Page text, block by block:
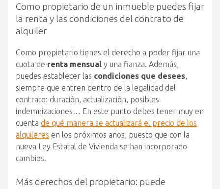
Como propietario de un inmueble puedes fijar
la renta y las condiciones del contrato de
alquiler
Como propietario tienes el derecho a poder fijar una
cuota de renta mensual y una fianza. Además,
puedes establecer las condiciones que desees,
siempre que entren dentro de la legalidad del
contrato: duración, actualización, posibles
indemnizaciones… En este punto debes tener muy en
cuenta de qué manera se actualizará el precio de los
alquileres en los próximos años, puesto que con la
nueva Ley Estatal de Vivienda se han incorporado
cambios.
Más derechos del propietario: puede